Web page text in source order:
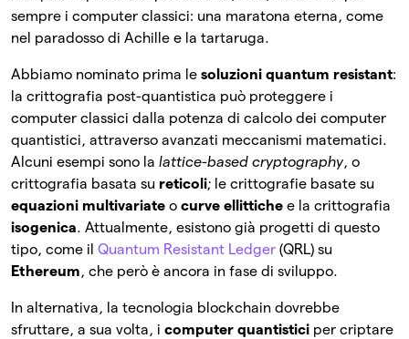
sempre i computer classici: una maratona eterna, come
nel paradosso di Achille e la tartaruga.
Abbiamo nominato prima le soluzioni quantum resistant:
la crittografia post-quantistica può proteggere i
computer classici dalla potenza di calcolo dei computer
quantistici, attraverso avanzati meccanismi matematici.
Alcuni esempi sono la lattice-based cryptography, o
crittografia basata su reticoli; le crittografie basate su
equazioni multivariate o curve ellittiche e la crittografia
isogenica. Attualmente, esistono già progetti di questo
tipo, come il Quantum Resistant Ledger (QRL) su
Ethereum, che però è ancora in fase di sviluppo.
In alternativa, la tecnologia blockchain dovrebbe
sfruttare, a sua volta, i computer quantistici per criptare